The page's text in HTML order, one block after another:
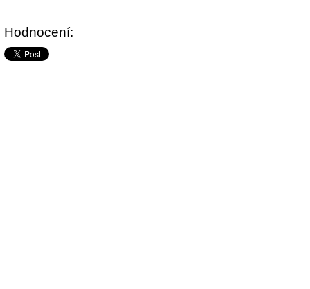
Hodnocení: